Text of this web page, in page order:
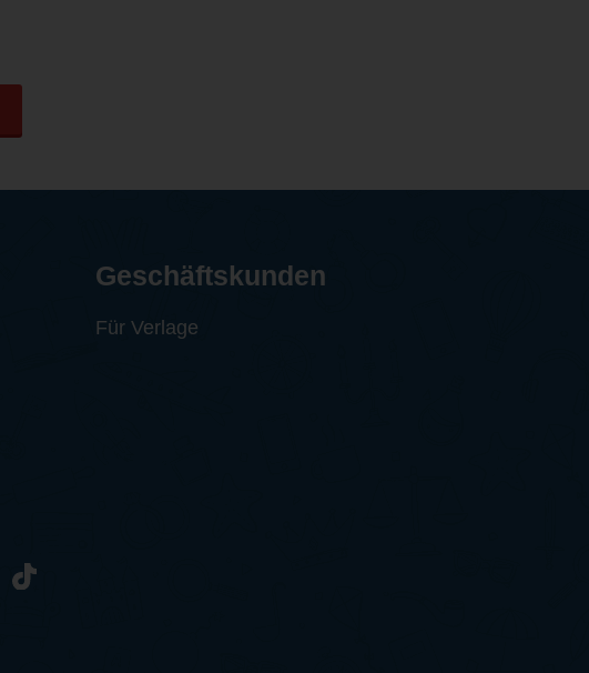
Geschäftskunden
Für Verlage